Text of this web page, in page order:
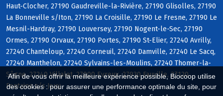
Afin de vous offrir la meilleure expérience possible, Biocoop utilise
des cookies : pour assurer une performance optimale du site, pour
Haut-Clocher, 27190 Gaudreville-la-Rivière, 27190 Glisolles, 27190
La Bonneville s/Iton, 27190 La Croisille, 27190 Le Fresne, 27190 Le
Mesnil-Hardray, 27190 Louversey, 27190 Nogent-le-Sec, 27190
Ormes, 27190 Orvaux, 27190 Portes, 27190 St-Elier, 27240 Avrilly,
27240 Chanteloup, 27240 Corneuil, 27240 Damville, 27240 Le Sacq,
27240 Manthelon, 27240 Sylvains-les-Moulins, 27240 Thomer-la-
Sôgne, 27240 Villalet, 27000 Evreux, 27930 Fauville, 27120
Fontaine s/s Jouy